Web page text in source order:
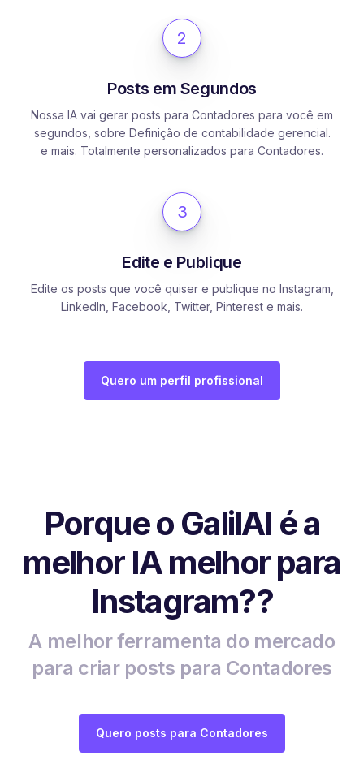
2
Posts em Segundos
Nossa IA vai gerar posts para Contadores para você em
segundos, sobre Definição de contabilidade gerencial.
e mais. Totalmente personalizados para Contadores.
3
Edite e Publique
Edite os posts que você quiser e publique no Instagram,
LinkedIn, Facebook, Twitter, Pinterest e mais.
Quero um perfil profissional
Porque o GalilAI é a
melhor IA melhor para
Instagram??
A melhor ferramenta do mercado
para criar posts para Contadores
Quero posts para Contadores